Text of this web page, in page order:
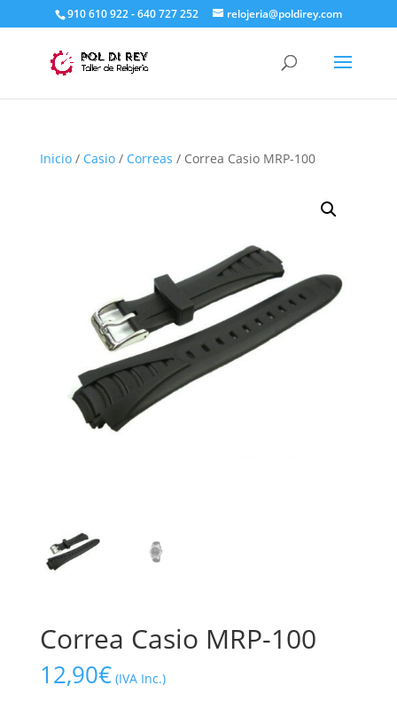
910 610 922 - 640 727 252 relojeria@poldirey.com
Inicio/ Casio/ Correas / Correa Casio MRP-100
Correa Casio MRP-100
12,90€ (IVA Inc.)